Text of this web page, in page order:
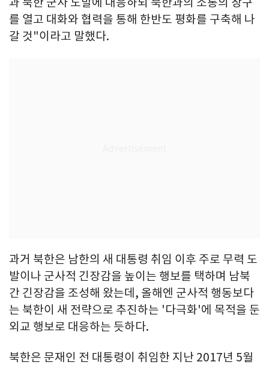
를 열고 대화와 협력을 통해 한반도 평화를 구축해 나
갈 것"이라고 말했다.
과거 북한은 남한의 새 대통령 취임 이후 주로 무력 도
발이나 군사적 긴장감을 높이는 행보를 택하며 남북
간 긴장감을 조성해 왔는데, 올해엔 군사적 행동보다
는 북한이 새 전략으로 추진하는 '다극화'에 목적을 둔
외교 행보로 대응하는 듯하다.
북한은 문재인 전 대통령이 취임한 지난 2017년 5월